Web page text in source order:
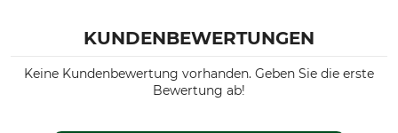
KUNDENBEWERTUNGEN
Keine Kundenbewertung vorhanden. Geben Sie die erste
Bewertung ab!